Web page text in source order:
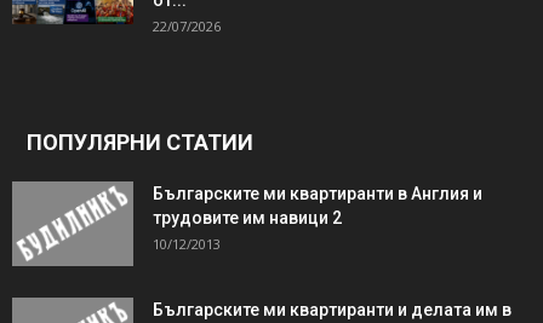
22/07/2026
ПОПУЛЯРНИ СТАТИИ
Българските ми квартиранти в Англия и
трудовите им навици 2
10/12/2013
Българските ми квартиранти и делата им в